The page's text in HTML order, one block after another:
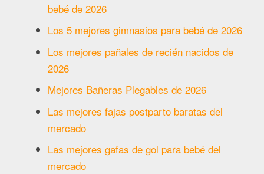
bebé de 2026
Los 5 mejores gimnasios para bebé de 2026
Los mejores pañales de recién nacidos de
2026
Mejores Bañeras Plegables de 2026
Las mejores fajas postparto baratas del
mercado
Las mejores gafas de gol para bebé del
mercado